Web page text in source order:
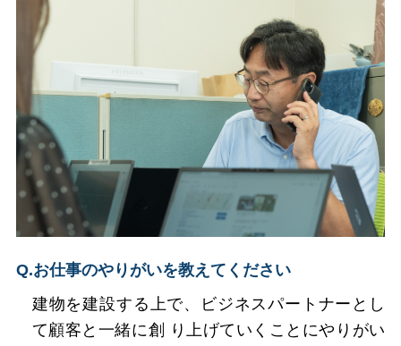
Q.お仕事のやりがいを教えてください
建物を建設する上で、ビジネスパートナーとし
て顧客と一緒に創 り上げていくことにやりがい